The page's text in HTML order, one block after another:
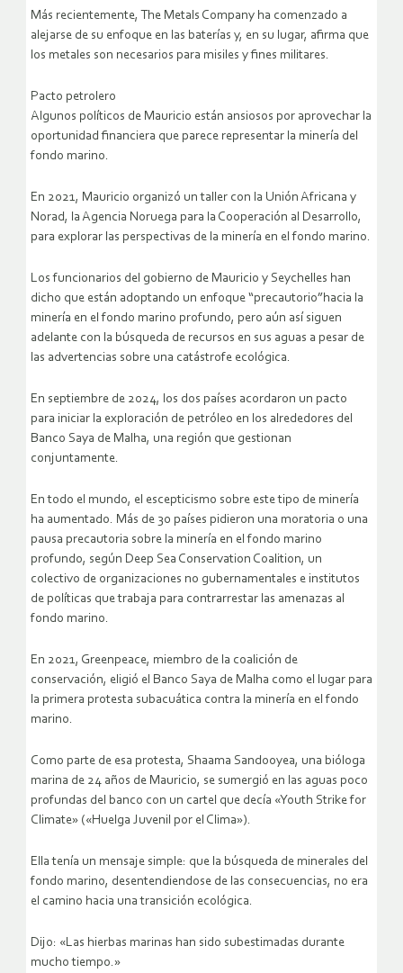
Más recientemente, The Metals Company ha comenzado a
alejarse de su enfoque en las baterías y, en su lugar, afirma que
los metales son necesarios para misiles y fines militares.
Pacto petrolero
Algunos políticos de Mauricio están ansiosos por aprovechar la
oportunidad financiera que parece representar la minería del
fondo marino.
En 2021, Mauricio organizó un taller con la Unión Africana y
Norad, la Agencia Noruega para la Cooperación al Desarrollo,
para explorar las perspectivas de la minería en el fondo marino.
Los funcionarios del gobierno de Mauricio y Seychelles han
dicho que están adoptando un enfoque “precautorio”hacia la
minería en el fondo marino profundo, pero aún así siguen
adelante con la búsqueda de recursos en sus aguas a pesar de
las advertencias sobre una catástrofe ecológica.
En septiembre de 2024, los dos países acordaron un pacto
para iniciar la exploración de petróleo en los alrededores del
Banco Saya de Malha, una región que gestionan
conjuntamente.
En todo el mundo, el escepticismo sobre este tipo de minería
ha aumentado. Más de 30 países pidieron una moratoria o una
pausa precautoria sobre la minería en el fondo marino
profundo, según Deep Sea Conservation Coalition, un
colectivo de organizaciones no gubernamentales e institutos
de políticas que trabaja para contrarrestar las amenazas al
fondo marino.
En 2021, Greenpeace, miembro de la coalición de
conservación, eligió el Banco Saya de Malha como el lugar para
la primera protesta subacuática contra la minería en el fondo
marino.
Como parte de esa protesta, Shaama Sandooyea, una bióloga
marina de 24 años de Mauricio, se sumergió en las aguas poco
profundas del banco con un cartel que decía «Youth Strike for
Climate» («Huelga Juvenil por el Clima»).
Ella tenía un mensaje simple: que la búsqueda de minerales del
fondo marino, desentendiendose de las consecuencias, no era
el camino hacia una transición ecológica.
Dijo: «Las hierbas marinas han sido subestimadas durante
mucho tiempo.»